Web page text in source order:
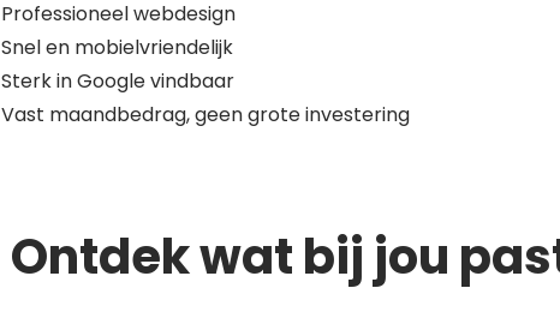
Professioneel webdesign
Snel en mobielvriendelijk
Sterk in Google vindbaar
Vast maandbedrag, geen grote investering
Ontdek wat bij jou